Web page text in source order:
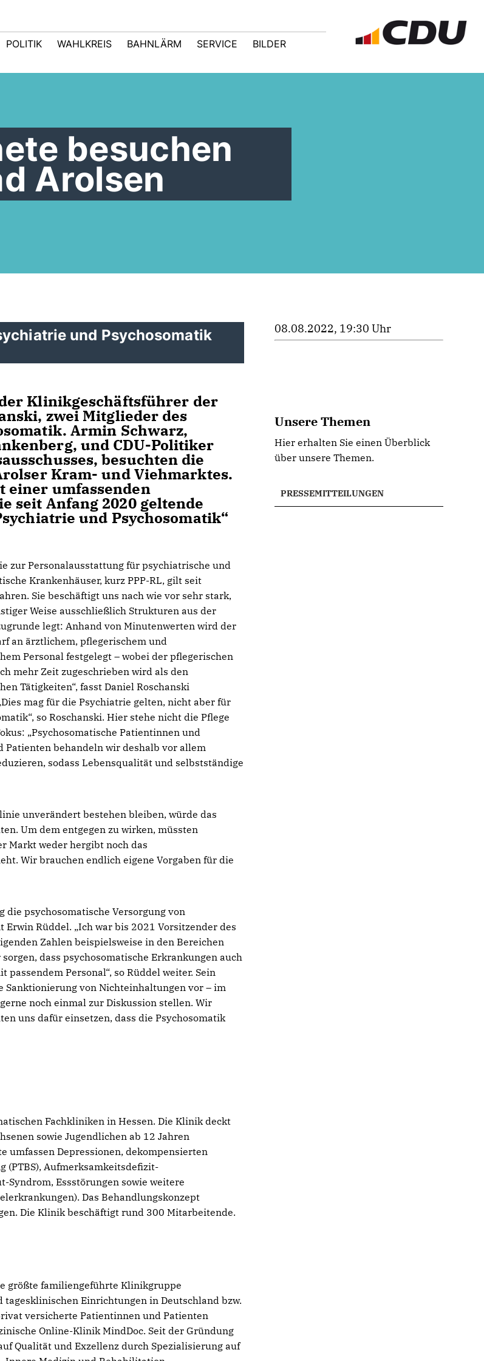
POLITIK WAHLKREIS BAHNLÄRM SERVICE
BILDER
besuchen
Arolsen
und Psychosomatik
Klinikgeschäftsführer der
zwei Mitglieder des
Armin Schwarz,
und CDU-Politiker
besuchten die
Kram- und Viehmarktes.
einer umfassenden
seit Anfang 2020 geltende
und Psychosomatik“
zur Personalausstattung für psychiatrische und
Krankenhäuser, kurz PPP-RL, gilt seit
Sie beschäftigt uns nach wie vor sehr stark,
Weise ausschließlich Strukturen aus der
legt: Anhand von Minutenwerten wird der
an ärztlichem, pflegerischem und
Personal festgelegt – wobei der pflegerischen
mehr Zeit zugeschrieben wird als den
Tätigkeiten“, fasst Daniel Roschanski
mag für die Psychiatrie gelten, nicht aber für
so Roschanski. Hier stehe nicht die Pflege
„Psychosomatische Patientinnen und
behandeln wir deshalb vor allem
sodass Lebensqualität und selbstständige
unverändert bestehen bleiben, würde das
Um dem entgegen zu wirken, müssten
Markt weder hergibt noch das
Wir brauchen endlich eigene Vorgaben für die
psychosomatische Versorgung von
Rüddel. „Ich war bis 2021 Vorsitzender des
Zahlen beispielsweise in den Bereichen
dass psychosomatische Erkrankungen auch
Personal“, so Rüddel weiter. Sein
Sanktionierung von Nichteinhaltungen vor – im
noch einmal zur Diskussion stellen. Wir
uns dafür einsetzen, dass die Psychosomatik
Fachkliniken in Hessen. Die Klinik deckt
sowie Jugendlichen ab 12 Jahren
umfassen Depressionen, dekompensierten
(PTBS), Aufmerksamkeitsdefizit-
Essstörungen sowie weitere
Das Behandlungskonzept
Die Klinik beschäftigt rund 300 Mitarbeitende.
größte familiengeführte Klinikgruppe
Einrichtungen in Deutschland bzw.
versicherte Patientinnen und Patienten
Online-Klinik MindDoc. Seit der Gründung
Qualität und Exzellenz durch Spezialisierung auf
08.08.2022, 19:30 Uhr
Unsere Themen
Hier erhalten Sie einen Überblick
über unsere Themen.
PRESSEMITTEILUNGEN